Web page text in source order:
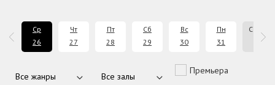
Ср
26
Чт
27
Пт
28
Сб
29
Вс
30
Пн
31
2026
Премьера